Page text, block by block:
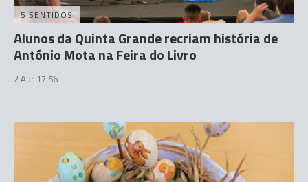
5 SENTIDOS
Alunos da Quinta Grande recriam história de
António Mota na Feira do Livro
2 Abr 17:56